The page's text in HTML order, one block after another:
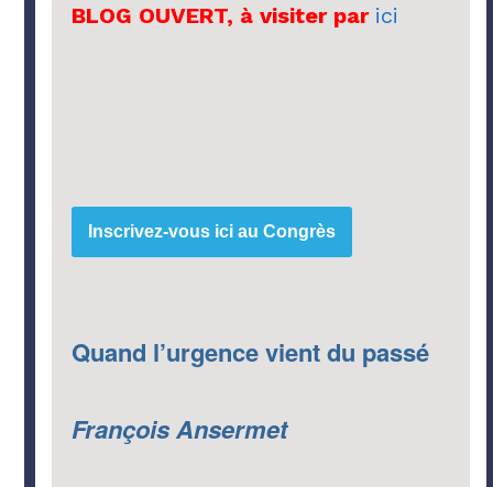
BLOG OUVERT, à visiter par ici
Inscrivez-vous ici au Congrès
Quand l’urgence vient du passé
François Ansermet